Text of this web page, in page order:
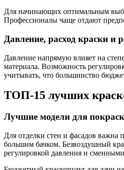
Для начинающих оптимальным
Профессионалы чаще отдают
Давление, расход краски и
Давление напрямую влияет на
материала. Возможность
учитывать, что большинство
ТОП-15 лучших
Лучшие модели для
Для отделки стен и фасадов важна
большим бачком. Безвоздушный
регулировкой давления и